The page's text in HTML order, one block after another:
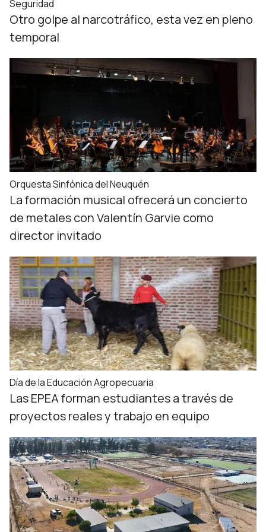
Seguridad
Otro golpe al narcotráfico, esta vez en pleno
temporal
Orquesta Sinfónica del Neuquén
La formación musical ofrecerá un concierto
de metales con Valentín Garvie como
director invitado
Día de la Educación Agropecuaria
Las EPEA forman estudiantes a través de
proyectos reales y trabajo en equipo